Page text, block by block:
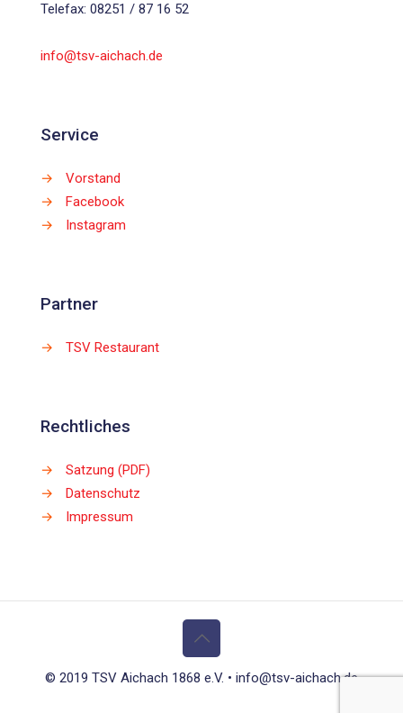
Telefax: 08251 / 87 16 52
info@tsv-aichach.de
Service
→
Vorstand
→
Facebook
→
Instagram
Partner
→ TSV Restaurant
Rechtliches
→
Satzung (PDF)
→
Datenschutz
→
Impressum
© 2019 TSV Aichach 1868 e.V. • info@tsv-aichach.de